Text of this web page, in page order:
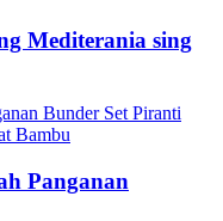
Mediterania sing
Panganan